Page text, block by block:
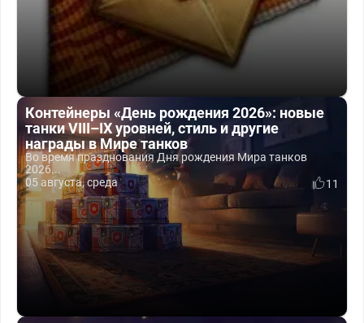
Контейнеры «День рождения 2026»: новые
танки VIII–IX уровней, стиль и другие
награды в Мире танков
Во время празднования Дня рождения Мира танков
2026...
05 августа, среда
11